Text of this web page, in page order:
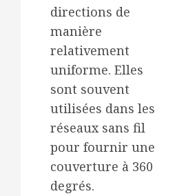
directions de
manière
relativement
uniforme. Elles
sont souvent
utilisées dans les
réseaux sans fil
pour fournir une
couverture à 360
degrés.